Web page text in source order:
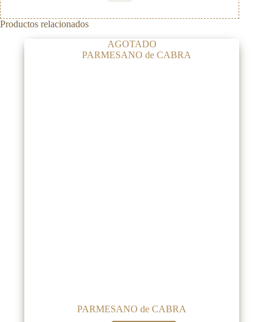
Productos relacionados
AGOTADO
PARMESANO de CABRA